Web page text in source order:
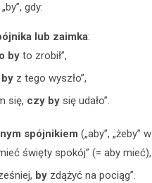
gdy:
lub zaimka:
by to zrobił”,
z tego wyszło”,
się, czy by się udało”.
spójnikiem („aby”, „żeby”
święty spokój” (= aby mieć),
by zdążyć na pociąg”.